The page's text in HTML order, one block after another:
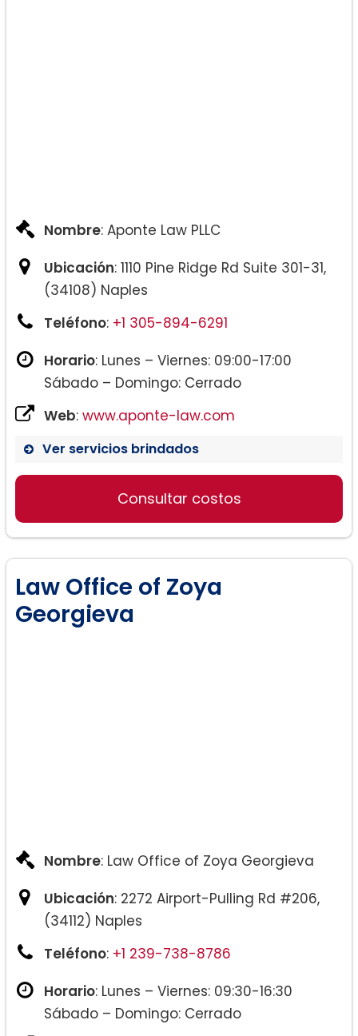
Nombre: Aponte Law PLLC
Ubicación: 1110 Pine Ridge Rd Suite 301-31,
(34108) Naples
Teléfono: +1 305-894-6291
Horario: Lunes – Viernes: 09:00-17:00
Sábado – Domingo: Cerrado
Web: www.aponte-law.com
Ver servicios brindados
Consultar costos
Law Office of Zoya
Georgieva
Nombre: Law Office of Zoya Georgieva
Ubicación: 2272 Airport-Pulling Rd #206,
(34112) Naples
Teléfono: +1 239-738-8786
Horario: Lunes – Viernes: 09:30-16:30
Sábado – Domingo: Cerrado